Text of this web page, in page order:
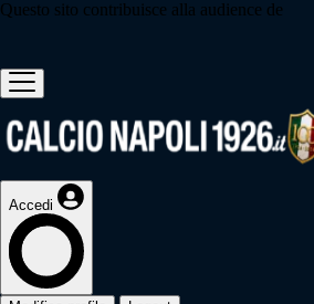
Questo sito contribuisce alla audience de
Accedi